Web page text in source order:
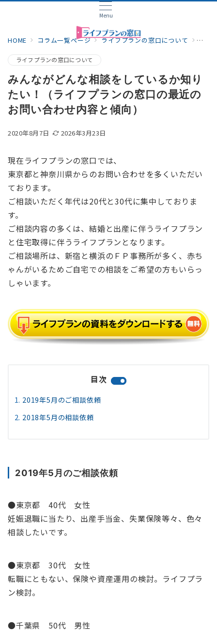
Menu
HOME コラム一覧ページ ライフプランの窓口について みん
ライフプランの窓口について
みんながどんな相談をしているか知り
たい！（ライフプランの窓口の最近の
お問い合わせ内容と傾向）
2020年8月7日 2026年3月23日
現在ライフプランの窓口では、
東京都と神奈川県からのお問い合わせを多くいただい
ております。
ご相談いただく年代は20代と30代に集中しておりま
す。
ご相談内容の多くは、結婚と出産に伴うライフプラン
と住宅取得に伴うライフプランとなります。
ご相談場所は、新宿と横浜のＦＰ事務所が多く、赤ち
ゃんがいるためご自宅での相談をご希望の方もいらっ
しゃいます。
目次
2019年5月のご相談依頼
2018年5月の相談依頼
2019年5月のご相談依頼
●東京都 40代 女性
妊娠退職に当たり、出産手当金、失業保険等々、色々
相談したいです。
●東京都 30代 女性
転職にともない、保険や資産運用の検討。ライフプラ
ン検討。
●千葉県 50代 男性